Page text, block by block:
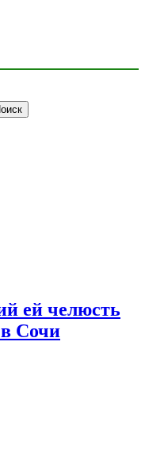
ей челюсть
Сочи